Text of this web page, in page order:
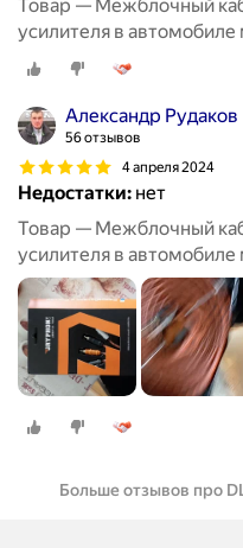
Товар — Межблочный
усилителя в
Lite 4RCA 5M
Александр Рудаков
56 отзывов
4 апреля 2024
Недостатки: нет
Товар — Межблочный
усилителя в
Lite 4RCA 5M
Больше отзывов про